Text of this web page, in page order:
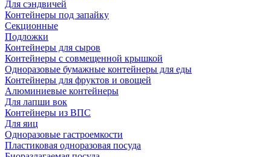
Для сэндвичей
Контейнеры под запайку
Секционные
Подложки
Контейнеры для сыров
Контейнеры с совмещенной крышкой
Одноразовые бумажные контейнеры для еды
Контейнеры для фруктов и овощей
Алюминиевые контейнеры
Для лапши вок
Контейнеры из ВПС
Для яиц
Одноразовые гастроемкости
Пластиковая одноразовая посуда